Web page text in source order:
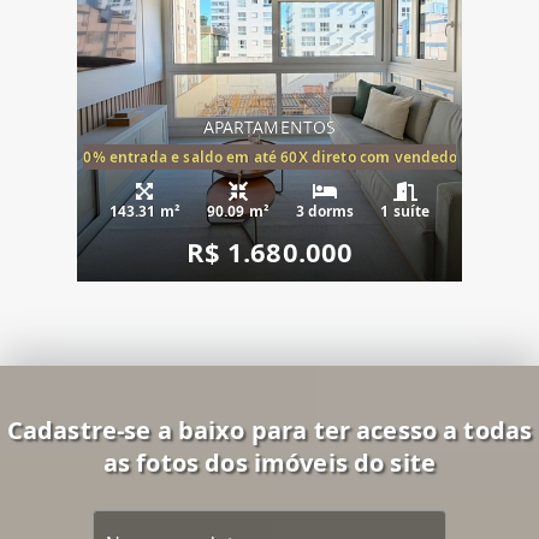
APARTAMENTOS
20% entrada e saldo em até 60X direto com vendedor
143.31 m² 90.09 m² 3 dorms 1 suíte
R$ 1.680.000
Cadastre-se a baixo para ter acesso a todas
as fotos dos imóveis do site